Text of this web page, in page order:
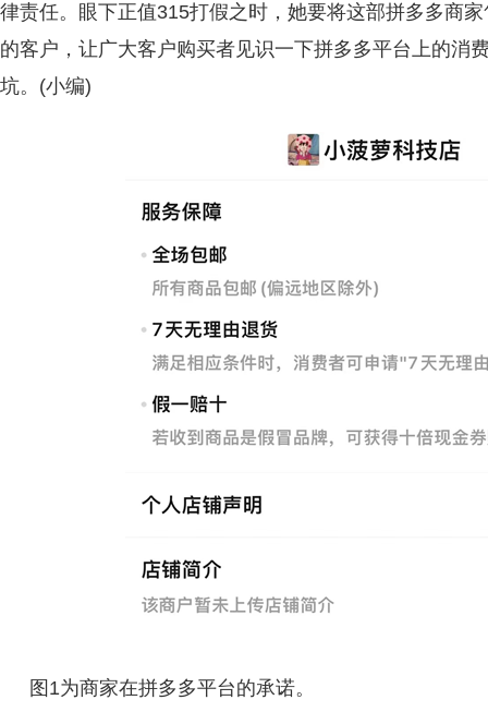
律责任。眼下正值315打假之时，她要将这部拼多多商
的客户，让广大客户购买者见识一下拼多多平台上的消
坑。(小编)
图1为商家在拼多多平台的承诺。